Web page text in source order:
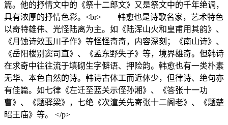
篇。他的抒情文中的《祭十二郎文》又是祭文中的千年绝调，
具有浓厚的抒情色彩。<br> 韩愈也是诗歌名家，艺术特色
以奇特雄伟、光怪陆离为主。如《陆浑山火和皇甫用其韵》、
《月蚀诗效玉川子作》等怪怪奇奇，内容深刻；《南山诗》、
《岳阳楼别窦司直》、《孟东野失子》等，境界雄奇。但韩诗
在求奇中往往流于填砌生字僻语、押险韵。韩愈也有一类朴素
无华、本色自然的诗。韩诗古体工而近体少，但律诗、绝句亦
有佳篇。如七律《左迁至蓝关示侄孙湘》、《答张十一功
曹》、《题驿梁》，七绝《次潼关先寄张十二阁老》、《题楚
昭王庙》等。 </p>